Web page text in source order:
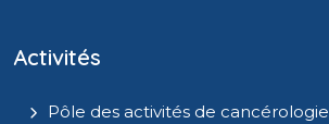
Activités
Pôle des activités de cancérologie